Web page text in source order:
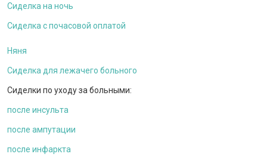
Сиделка на ночь
Сиделка с почасовой оплатой
Няня
Сиделка для лежачего больного
Сиделки по уходу за больными:
после инсульта
после ампутации
после инфаркта